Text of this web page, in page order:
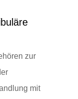
zur
mit